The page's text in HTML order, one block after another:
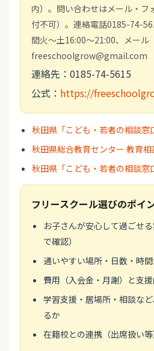
内）。問い合わせはメール・フ
付不可）。連絡電話0185-74-
間火～土16:00～21:00、メール
freeschoolgrow@gmail.com
連絡先：0185-74-5615
公式： https://
秋田県「こども・若者の相談窓
秋田県総合教育センター 教育相
秋田県「こども・若者の相談窓
フリースクール選びのポイ
お子さんが安心して過ごせ
で確認）
通いやすい場所・日数・時
費用（入会金・月謝）と支
学習支援・居場所・相談な
るか
在籍校との連携（出席扱い